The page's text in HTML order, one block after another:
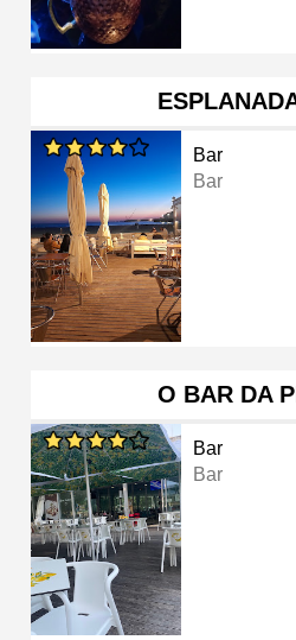
Bar
Bar
O BAR DA
Bar
Bar